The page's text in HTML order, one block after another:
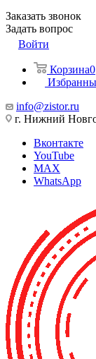
Заказать звонок
Задать вопрос
Войти
Корзина0
info@zistor.ru
г. Нижний
Вконтакте
YouTube
MAX
WhatsApp